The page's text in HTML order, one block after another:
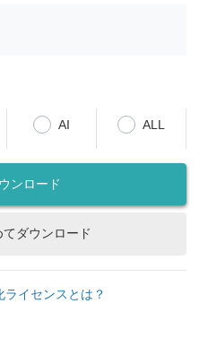
AI ALL
ンロード
てダウンロード
ライセンスとは？